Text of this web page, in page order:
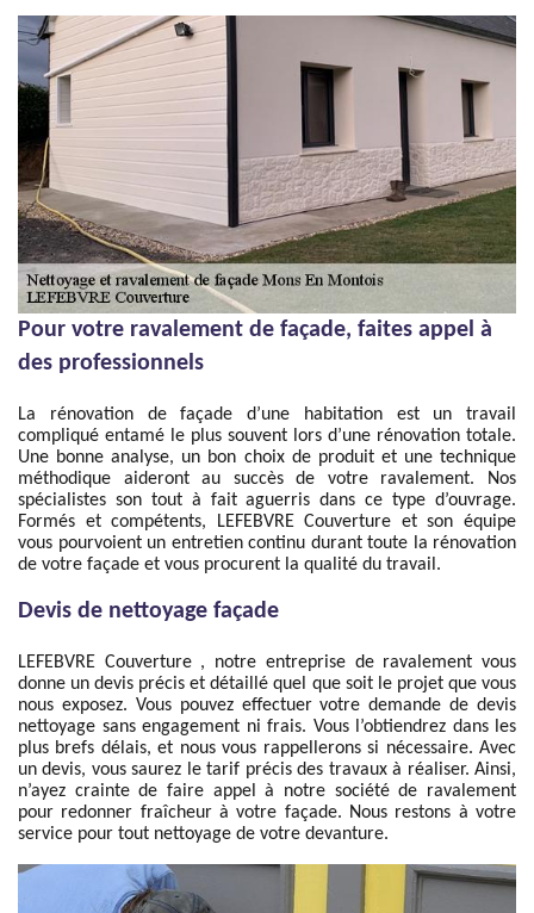
Pour votre ravalement de façade, faites appel à
des professionnels
La rénovation de façade d’une habitation est un travail
compliqué entamé le plus souvent lors d’une rénovation totale.
Une bonne analyse, un bon choix de produit et une technique
méthodique aideront au succès de votre ravalement. Nos
spécialistes son tout à fait aguerris dans ce type d’ouvrage.
Formés et compétents, LEFEBVRE Couverture et son équipe
vous pourvoient un entretien continu durant toute la rénovation
de votre façade et vous procurent la qualité du travail.
Devis de nettoyage façade
LEFEBVRE Couverture , notre entreprise de ravalement vous
donne un devis précis et détaillé quel que soit le projet que vous
nous exposez. Vous pouvez effectuer votre demande de devis
nettoyage sans engagement ni frais. Vous l’obtiendrez dans les
plus brefs délais, et nous vous rappellerons si nécessaire. Avec
un devis, vous saurez le tarif précis des travaux à réaliser. Ainsi,
n’ayez crainte de faire appel à notre société de ravalement
pour redonner fraîcheur à votre façade. Nous restons à votre
service pour tout nettoyage de votre devanture.